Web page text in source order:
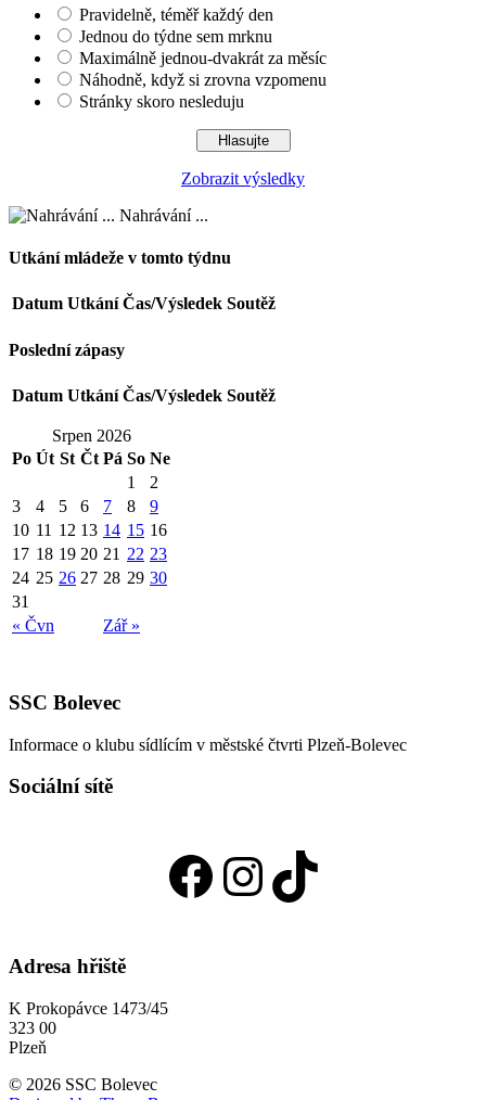
Pravidelně, téměř každý den
Jednou do týdne sem mrknu
Maximálně jednou-dvakrát za měsíc
Náhodně, když si zrovna vzpomenu
Stránky skoro nesleduju
Zobrazit výsledky
Nahrávání ...
Utkání mládeže v tomto týdnu
Datum Utkání Čas/Výsledek Soutěž
Poslední zápasy
Datum Utkání Čas/Výsledek Soutěž
Srpen 2026
Po Út St Čt Pá So Ne
« Čvn Zář »
1
2
3
4 5 6 7 8
9
10 11 12 13 14 15 16
17 18 19 20 21 22 23
24 25 26 27 28 29 30
31
SSC Bolevec
Informace o klubu sídlícím v městské čtvrti Plzeň-Bolevec
Sociální sítě
Facebook
Instagram
TikTok
Adresa hřiště
K Prokopávce 1473/45
323 00
Plzeň
© 2026 SSC Bolevec